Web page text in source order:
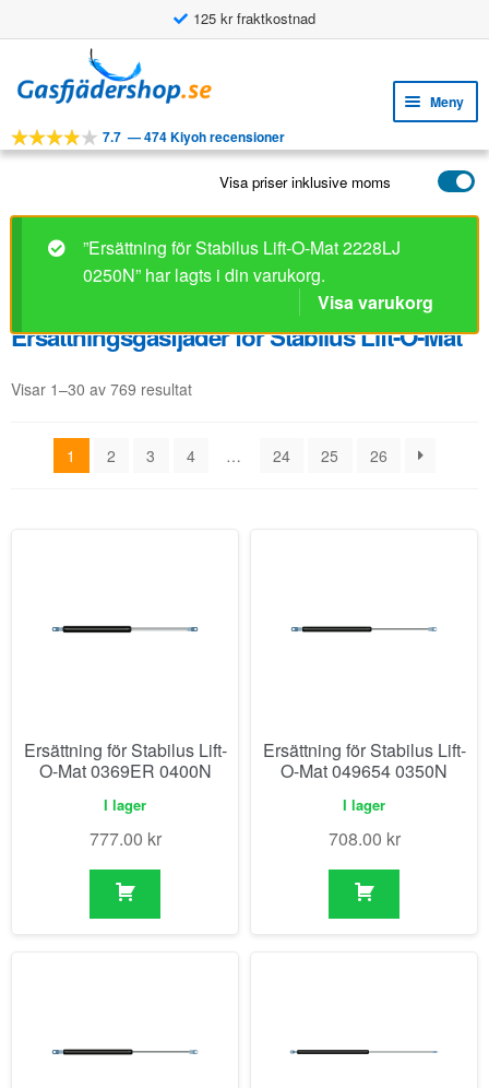
125 kr fraktkostnad
till
navigering
till
innehåll
Meny
VERKTYG
KUNDSERVICE
7.7 —474 Kiyoh recensioner
Visa priser inklusive moms
”Ersättning för Stabilus Lift-O-Mat 2228LJ
0250N” har lagts i din varukorg.
Visa varukorg
Ersättningsgasfjäder för Stabilus Lift-O-Mat
Visar 1–30 av 769 resultat
1 2 3 4 … 24 25 26
Ersättning för Stabilus Lift-
O-Mat 0369ER 0400N
I lager
777.00 kr
Ersättning för Stabilus Lift-
O-Mat 049654 0350N
I lager
708.00 kr